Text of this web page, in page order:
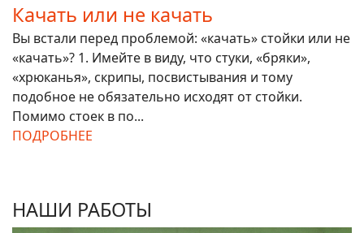
Качать или не качать
Вы встали перед проблемой: «качать» стойки или не
«качать»? 1. Имейте в виду, что стуки, «бряки»,
«хрюканья», скрипы, посвистывания и тому
подобное не обязательно исходят от стойки.
Помимо стоек в по...
ПОДРОБНЕЕ
НАШИ РАБОТЫ